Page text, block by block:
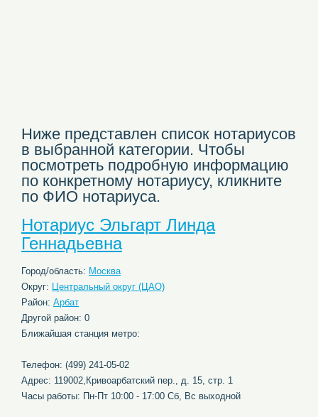
Ниже представлен список нотариусов
в выбранной категории. Чтобы
посмотреть подробную информацию
по конкретному нотариусу, кликните
по ФИО нотариуса.
Нотариус Эльгарт Линда
Геннадьевна
Город/область: Москва
Округ: Центральный округ (ЦАО)
Район: Арбат
Другой район: 0
Ближайшая станция метро:
Телефон: (499) 241-05-02
Адрес: 119002,Кривоарбатский пер., д. 15, стр. 1
Часы работы: Пн-Пт 10:00 - 17:00 Сб, Вс выходной